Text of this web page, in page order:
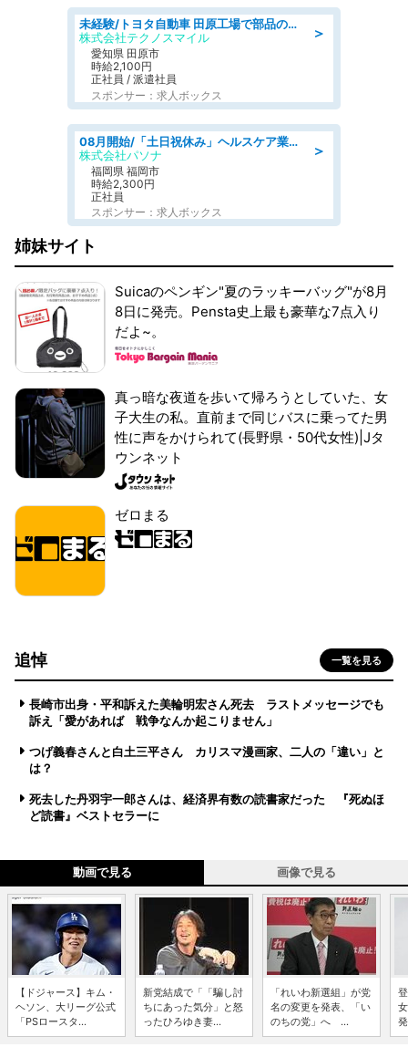
＞
未経験/トヨタ自動車 田原工場で部品の運搬作業/tutumi
株式会社テクノスマイル
愛知県 田原市
時給2,100円
正社員 / 派遣社員
スポンサー：求人ボックス
＞
08月開始/「土日祝休み」ヘルスケア業界の産業保健師/高時給/未経験OK/要資格:保健師、正看護師
株式会社パソナ
福岡県 福岡市
時給2,300円
正社員
スポンサー：求人ボックス
姉妹サイト
Suicaのペンギン"夏のラッキーバッグ"が8月
8日に発売。Pensta史上最も豪華な7点入り
だよ~。
真っ暗な夜道を歩いて帰ろうとしていた、女
子大生の私。直前まで同じバスに乗ってた男
性に声をかけられて(長野県・50代女性)|Jタ
ウンネット
ゼロまる
追悼 一覧を見る
長崎市出身・平和訴えた美輪明宏さん死去 ラストメッセージでも
訴え「愛があれば 戦争なんか起こりません」
つげ義春さんと白土三平さん カリスマ漫画家、二人の「違い」と
は？
死去した丹羽宇一郎さんは、経済界有数の読書家だった 『死ぬほ
ど読書』ベストセラーに
動画で見る 画像で見る
【ドジャース】キム・
ヘソン、大リーグ公式
「PSロースタ...
新党結成で「「騙し討
ちにあった気分」と怒
ったひろゆき妻...
「れいわ新選組」が党
名の変更を発表、「い
のちの党」へ ...